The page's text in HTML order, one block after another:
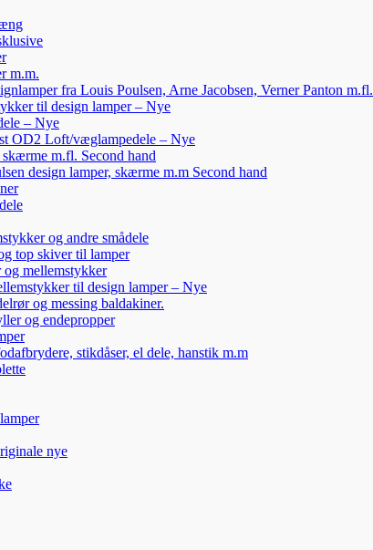
m.m.
fra Louis Poulsen, Arne Jacobsen, Verner Panton m.fl.
til design lamper – Nye
– Nye
OD2 Loft/væglampedele – Nye
m.fl. Second hand
design lamper, skærme m.m Second hand
og andre smådele
top skiver til lamper
og mellemstykker
til design lamper – Nye
og messing baldakiner.
og endepropper
stikdåser, el dele, hanstik m.m
nye